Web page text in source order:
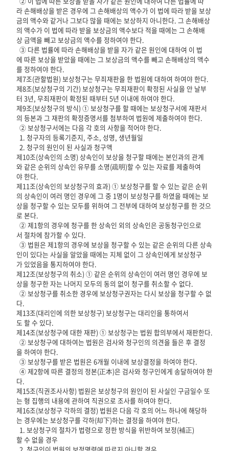
라 손해배상을 받은 경우에 그 손해배상의 액수가 이 법에 따라 받을 보상
금의 액수와 같거나 그보다 많을 때에는 보상하지 아니한다. 그 손해배상
의 액수가 이 법에 따라 받을 보상금의 액수보다 적을 때에는 그 손해배
상 금액을 빼고 보상금의 액수를 정하여야 한다.
③ 다른 법률에 따라 손해배상을 받을 자가 같은 원인에 대하여 이 법
에 따른 보상을 받았을 때에는 그 보상금의 액수를 빼고 손해배상의 액수
를 정하여야 한다.
제7조(관할법원) 보상청구는 무죄재판을 한 법원에 대하여 하여야 한다.
제8조(보상청구의 기간) 보상청구는 무죄재판이 확정된 사실을 안 날부
터 3년, 무죄재판이 확정된 때부터 5년 이내에 하여야 한다.
제9조(보상청구의 방식) ① 보상청구를 할 때에는 보상청구서에 재판서
의 등본과 그 재판의 확정증명서를 첨부하여 법원에 제출하여야 한다.
② 보상청구서에는 다음 각 호의 사항을 적어야 한다.
1. 청구자의 등록기준지, 주소, 성명, 생년월일
2. 청구의 원인이 된 사실과 청구액
제10조(상속인의 소명) 상속인이 보상을 청구할 때에는 본인과의 관계
와 같은 순위의 상속인 유무를 소명(疏明)할 수 있는 자료를 제출하여
야 한다.
제11조(상속인의 보상청구의 효과) ① 보상청구를 할 수 있는 같은 순위
의 상속인이 여러 명인 경우에 그 중 1명이 보상청구를 하였을 때에는 보
상을 청구할 수 있는 모두를 위하여 그 전부에 대하여 보상청구를 한 것으
로 본다.
② 제1항의 경우에 청구를 한 상속인 외의 상속인은 공동청구인으로
서 절차에 참가할 수 있다.
③ 법원은 제1항의 경우에 보상을 청구할 수 있는 같은 순위의 다른 상속
인이 있다는 사실을 알았을 때에는 지체 없이 그 상속인에게 보상청구
가 있었음을 통지하여야 한다.
제12조(보상청구의 취소) ① 같은 순위의 상속인이 여러 명인 경우에 보
상을 청구한 자는 나머지 모두의 동의 없이 청구를 취소할 수 없다.
② 보상청구를 취소한 경우에 보상청구권자는 다시 보상을 청구할 수 없
다.
제13조(대리인에 의한 보상청구) 보상청구는 대리인을 통하여서
도 할 수 있다.
제14조(보상청구에 대한 재판) ① 보상청구는 법원 합의부에서 재판한다.
② 보상청구에 대하여는 법원은 검사와 청구인의 의견을 들은 후 결정
을 하여야 한다.
③ 보상청구를 받은 법원은 6개월 이내에 보상결정을 하여야 한다.
④ 제2항에 따른 결정의 정본(正本)은 검사와 청구인에게 송달하여야 한
다.
제15조(직권조사사항) 법원은 보상청구의 원인이 된 사실인 구금일수 또
는 형 집행의 내용에 관하여 직권으로 조사를 하여야 한다.
제16조(보상청구 각하의 결정) 법원은 다음 각 호의 어느 하나에 해당하
는 경우에는 보상청구를 각하(却下)하는 결정을 하여야 한다.
1. 보상청구의 절차가 법령으로 정한 방식을 위반하여 보정(補正)
할 수 없을 경우